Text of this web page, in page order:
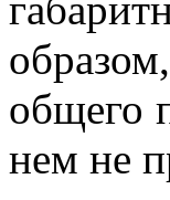
общего
нем не